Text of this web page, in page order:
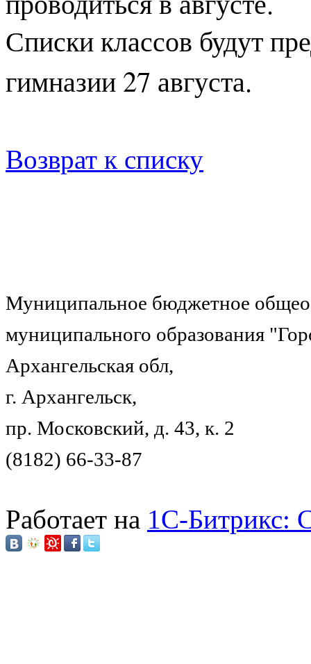
Списки классов будут
гимназии 27 августа.
Возврат к списку
Муниципальное бюджетное
муниципального образования
Архангельская обл,
г. Архангельск,
пр. Московский, д. 43, к. 2
(8182) 66-33-87
Работает на 1C-Битрикс: